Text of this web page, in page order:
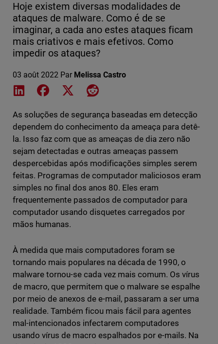
Hoje existem diversas modalidades de
ataques de malware. Como é de se
imaginar, a cada ano estes ataques ficam
mais criativos e mais efetivos. Como
impedir os ataques?
03 août 2022 Par Melissa Castro
Share on LinkedIn
Share on Facebook
Share on XShare on Reddit
As soluções de segurança baseadas em detecção
dependem do conhecimento da ameaça para detê-
la. Isso faz com que as ameaças de dia zero não
sejam detectadas e outras ameaças passem
despercebidas após modificações simples serem
feitas. Programas de computador maliciosos eram
simples no final dos anos 80. Eles eram
frequentemente passados de computador para
computador usando disquetes carregados por
mãos humanas.
À medida que mais computadores foram se
tornando mais populares na década de 1990, o
malware tornou-se cada vez mais comum. Os vírus
de macro, que permitem que o malware se espalhe
por meio de anexos de e-mail, passaram a ser uma
realidade. Também ficou mais fácil para agentes
mal-intencionados infectarem computadores
usando vírus de macro espalhados por e-mails. Na